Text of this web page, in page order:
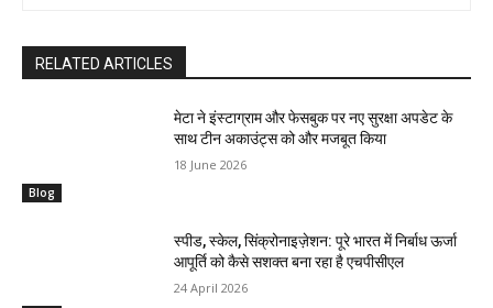
RELATED ARTICLES
Blog
मेटा ने इंस्टाग्राम और फेसबुक पर नए सुरक्षा अपडेट के
साथ टीन अकाउंट्स को और मजबूत किया
18 June 2026
स्पीड, स्केल, सिंक्रोनाइज़ेशन: पूरे भारत में निर्बाध ऊर्जा
आपूर्ति को कैसे सशक्त बना रहा है एचपीसीएल
24 April 2026